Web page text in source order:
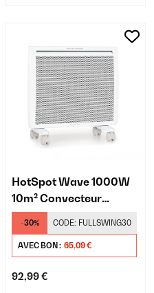
HotSpot Wave 1000W
10m² Convecteur
Électrique Blanc
-30% CODE: FULLSWING30
AVEC BON : 65,09 €
92,99 €